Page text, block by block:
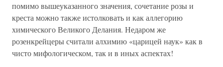
помимо вышеуказанного значения, сочетание розы и
креста можно также истолковать и как аллегорию
химического Великого Делания. Недаром же
розенкрейцеры считали алхимию «царицей наук» как в
чисто мифологическом, так и в иных аспектах!